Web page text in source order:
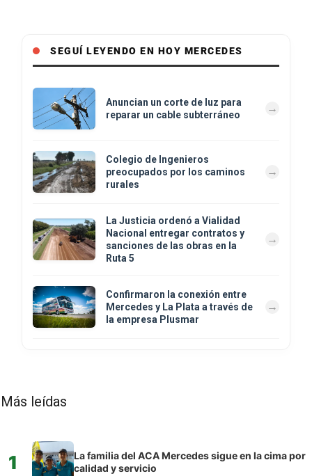
SEGUÍ LEYENDO EN HOY MERCEDES
Anuncian un corte de luz para
reparar un cable subterráneo
Colegio de Ingenieros
preocupados por los caminos
rurales
La Justicia ordenó a Vialidad
Nacional entregar contratos y
sanciones de las obras en la
Ruta 5
Confirmaron la conexión entre
Mercedes y La Plata a través de
la empresa Plusmar
Más leídas
1
La familia del ACA Mercedes sigue en la cima por
calidad y servicio